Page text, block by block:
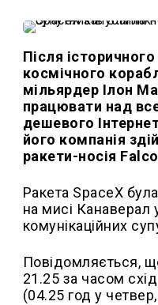
Після
космічного
мільярдер Ілон
працювати над
дешевого
його компанія
ракети-носія
Ракета SpaceX
на мисі Канаверал
комунікаційних
Повідомляється,
21.25 за часом
(04.25 год у